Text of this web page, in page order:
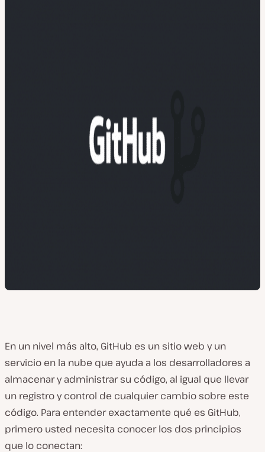
En un nivel más alto, GitHub es un sitio web y un
servicio en la nube que ayuda a los desarrolladores a
almacenar y administrar su código, al igual que llevar
un registro y control de cualquier cambio sobre este
código. Para entender exactamente qué es GitHub,
primero usted necesita conocer los dos principios
que lo conectan: